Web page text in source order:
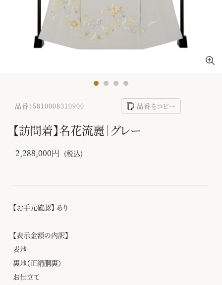
品番：5810008310900 品番をコピー
【訪問着】名花流麗｜グレー
2,288,000円 (税込)
【お手元確認】 あり
【表示金額の内訳】
表地
裏地（正絹胴裏）
お仕立て